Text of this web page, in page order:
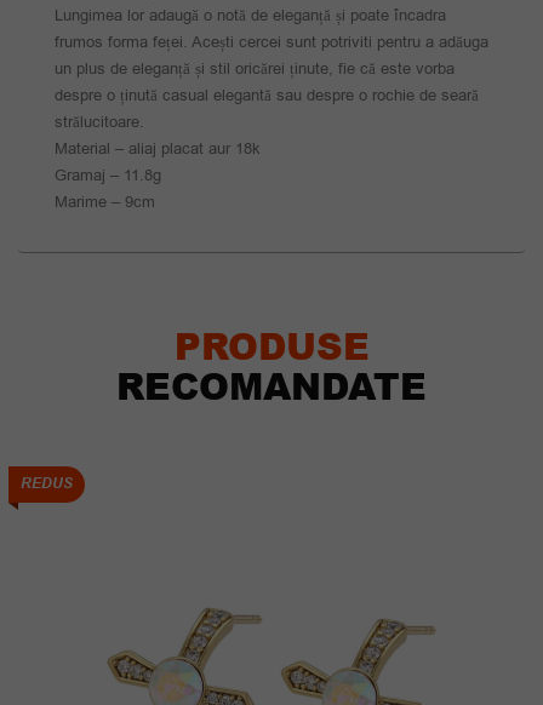
Lungimea lor adaugă o notă de eleganță și poate încadra
frumos forma feței. Acești cercei sunt potriviti pentru a adăuga
un plus de eleganță și stil oricărei ținute, fie că este vorba
despre o ținută casual elegantă sau despre o rochie de seară
strălucitoare.
Material – aliaj placat aur 18k
Gramaj – 11.8g
Marime – 9cm
PRODUSE
RECOMANDATE
REDUS